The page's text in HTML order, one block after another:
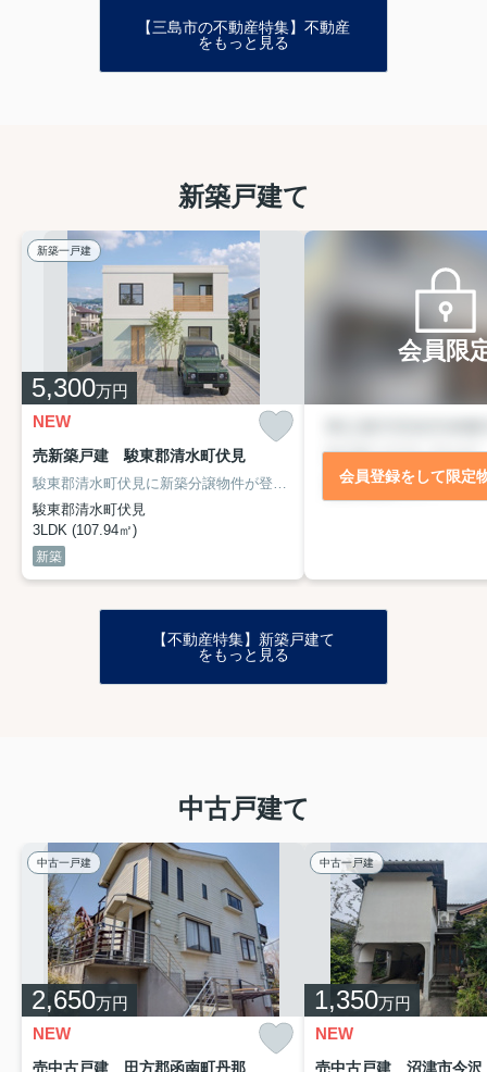
し売却したときに資産価値が下がり
にくい物件を選びたい」と考える方
【三島市の不動産特集】不動産
をもっと見る
新築戸建て
新築一戸建
5,300万円
NEW
売新築戸建 駿東郡清水町伏見
駿東郡清水町伏見に新築分譲物件が登場しました！
PC工法で造られた
駿東郡清水町伏見
3LDK (107.94㎡)
新築
会員限
会員登録をして限定
【不動産特集】新築戸建て
をもっと見る
中古戸建て
中古一戸建
2,650万円
NEW
売中古戸建 田方郡函南町丹那
中古一戸建
1,350万円
NEW
売中古戸建 沼津市今沢